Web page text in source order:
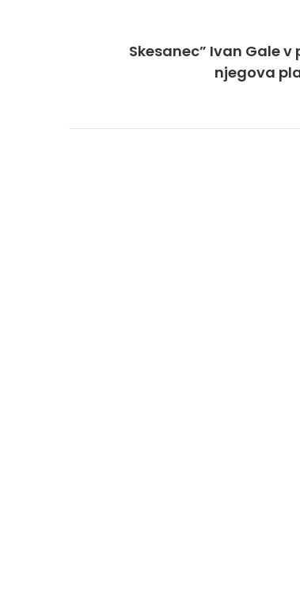
Skesanec” Ivan Gale v
njegova